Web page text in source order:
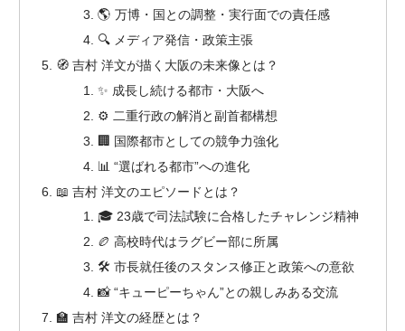
🌎 万博・国との調整・実行面での責任感
🔍 メディア発信・政策主張
🧭 吉村 洋文が描く大阪の未来像とは？
✨ 成長し続ける都市・大阪へ
⚙️ 二重行政の解消と副首都構想
🏢 国際都市としての競争力強化
📊 “選ばれる都市”への進化
📖 吉村 洋文のエピソードとは？
🎓 23歳で司法試験に合格したチャレンジ精神
🏉 高校時代はラグビー部に所属
🛠 市長就任後のスタンス修正と政策への意欲
📸 “キューピーちゃん”との親しみある交流
🏫 吉村 洋文の経歴とは？